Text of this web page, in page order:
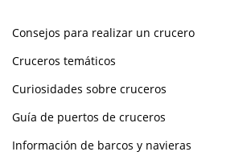
Consejos para realizar un crucero
Cruceros temáticos
Curiosidades sobre cruceros
Guía de puertos de cruceros
Información de barcos y navieras